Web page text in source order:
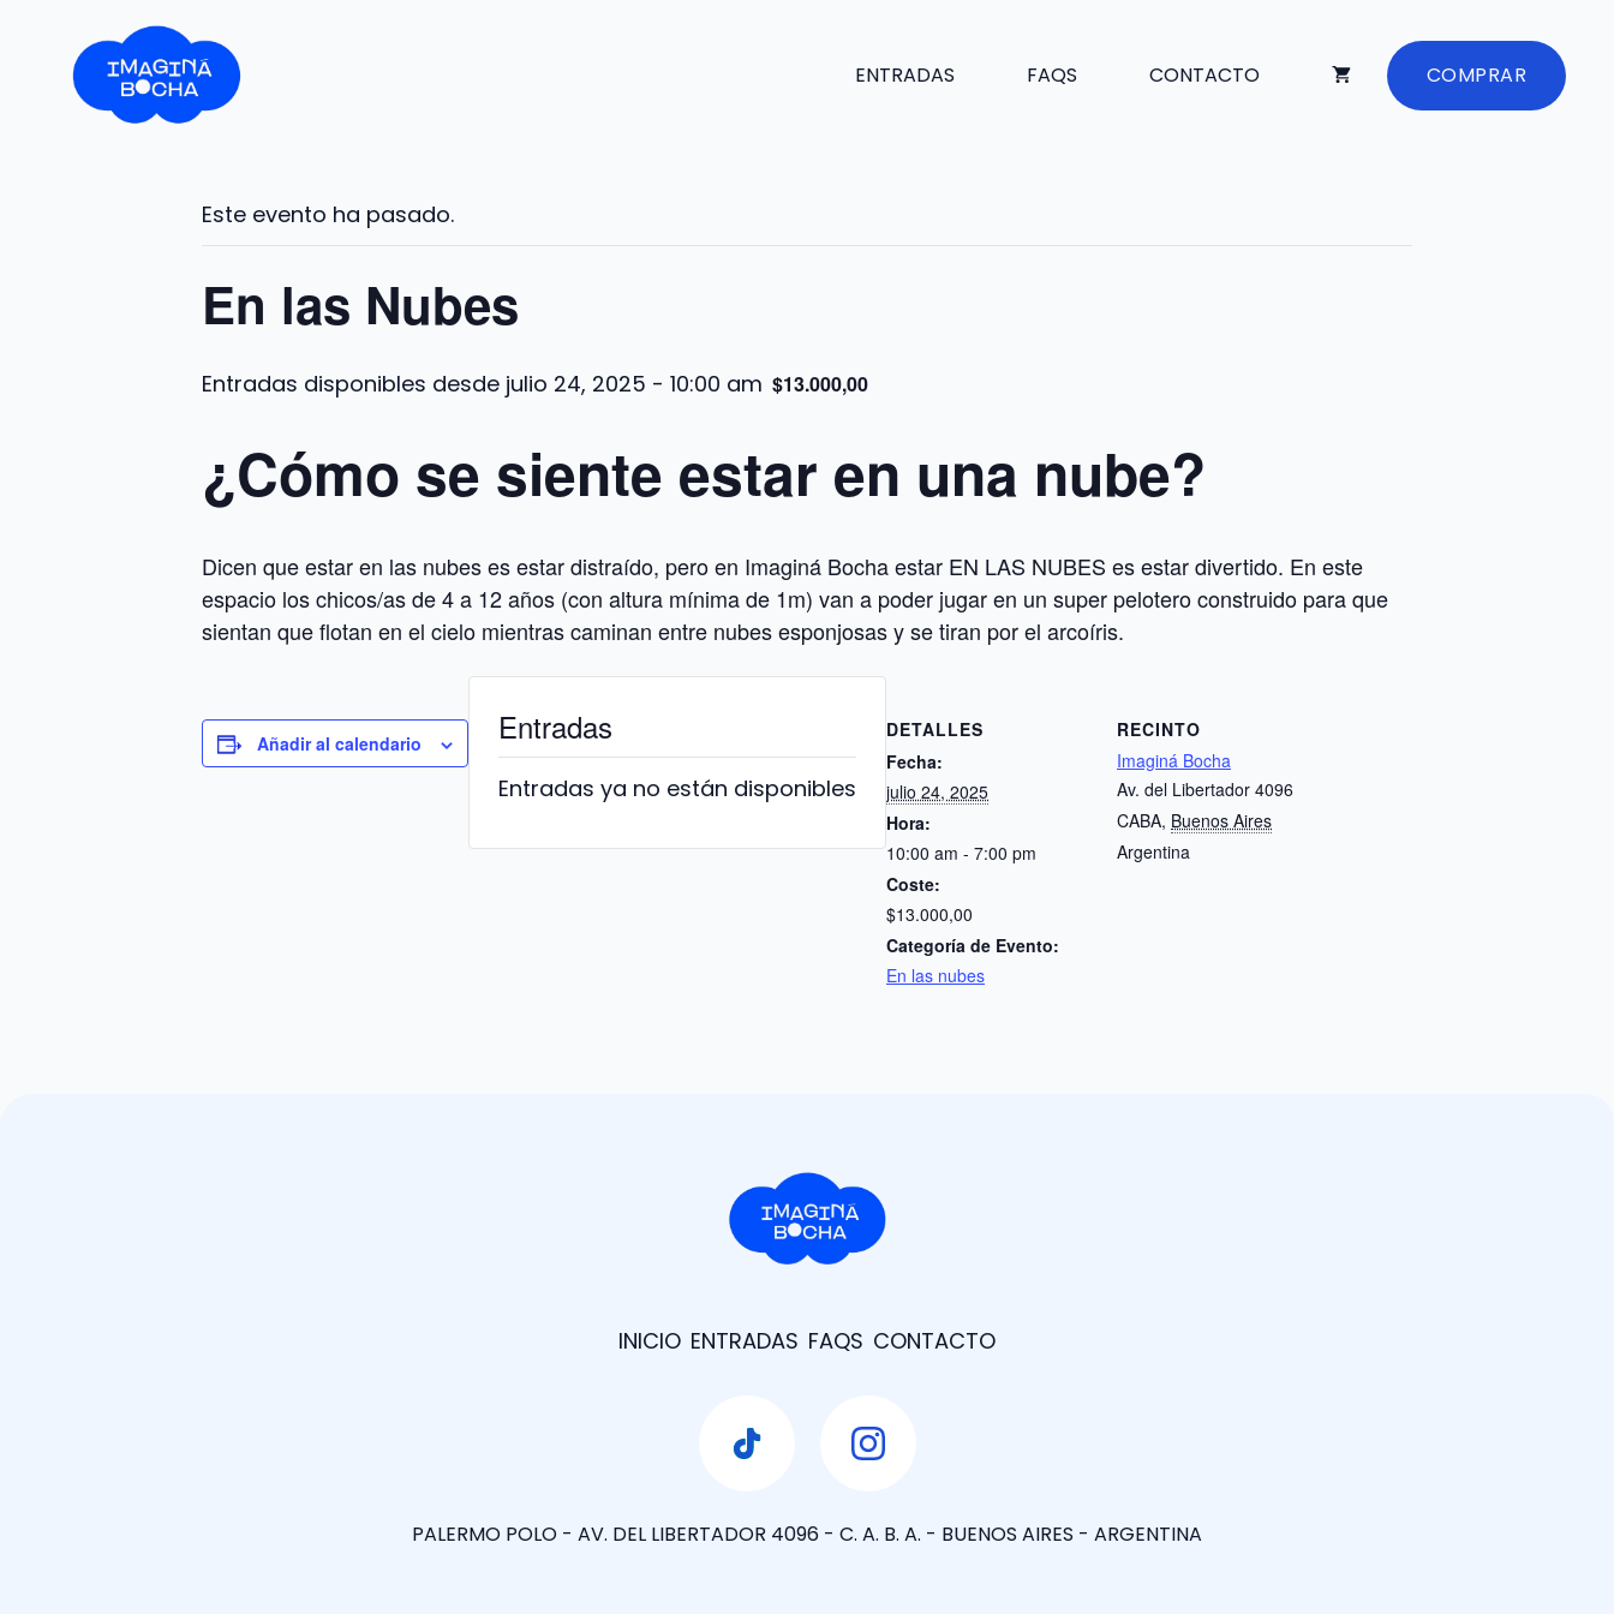
contenido
ENTRADAS FAQS CONTACTO COMPRAR
Este evento ha pasado.
En las Nubes
julio 24, 2025 - 10:00 am $13.000,00
¿Cómo se siente estar en una nube?
Dicen que estar en las nubes es estar distraído, pero en Imaginá Bocha estar EN LAS NUBES es estar divertido. En este
espacio los chicos/as de 4 a 12 años (con altura mínima de 1m) van a poder jugar en un super pelotero construido para que
sientan que flotan en el cielo mientras caminan entre nubes esponjosas y se tiran por el arcoíris.
Añadir al calendario
DETALLES
Fecha:
julio 24, 2025
Hora:
10:00 am - 7:00 pm
Coste:
$13.000,00
Categoría de Evento:
En las nubes
RECINTO
Imaginá Bocha
Av. del Libertador 4096
CABA, Buenos Aires
Argentina
Entradas
Entradas ya no están disponibles
INICIO ENTRADAS FAQS CONTACTO
PALERMO POLO - AV. DEL LIBERTADOR 4096 - C. A. B. A. - BUENOS AIRES - ARGENTINA